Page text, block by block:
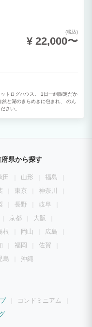
(税込)
¥ 22,000〜
トログハウス。 1日一組限定だか
と湖のきらめきに包まれ、 のん
さい。
県から探す
田 山形
福島
東京
神奈川
長野
岐阜
京都
大阪
根 岡山
広島
福岡
佐賀
島 沖縄
コンドミニアム